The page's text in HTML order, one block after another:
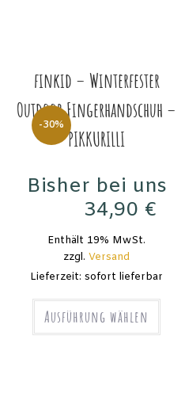
-30%
finkid – Winterfester
Outdoor Fingerhandschuh –
PIKKURILLI
Bisher bei uns
34,90 €
Enthält 19% MwSt.
zzgl. Versand
Lieferzeit: sofort lieferbar
Ausführung wählen